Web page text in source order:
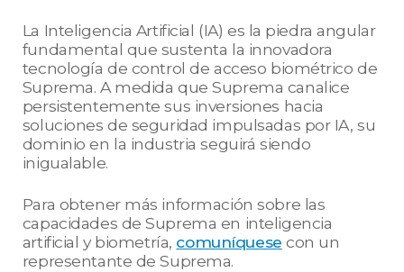
La Inteligencia Artificial (IA) es la piedra angular
fundamental que sustenta la innovadora
tecnología de control de acceso biométrico de
Suprema. A medida que Suprema canalice
persistentemente sus inversiones hacia
soluciones de seguridad impulsadas por IA, su
dominio en la industria seguirá siendo
inigualable.
Para obtener más información sobre las
capacidades de Suprema en inteligencia
artificial y biometría, comuníquese con un
representante de Suprema.